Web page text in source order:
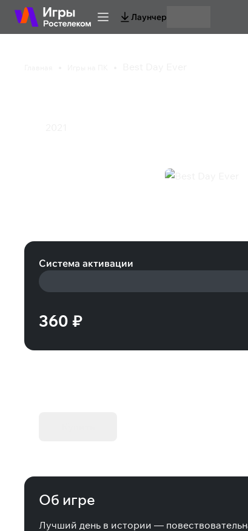
Лаунчер
Система активации
360 ₽
Об игре
Лучший день в истории —